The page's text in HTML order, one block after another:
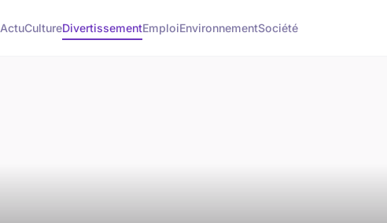
ActuCultureDivertissementEmploiEnvironnementSociété